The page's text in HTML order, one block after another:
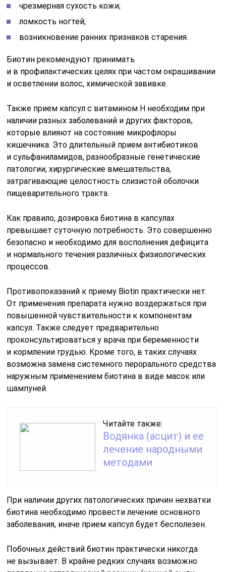
чрезмерная сухость кожи;
ломкость ногтей;
возникновение ранних признаков старения.
Биотин рекомендуют принимать
и в профилактических целях при частом окрашивании
и осветлении волос, химической завивке.
Также прием капсул с витамином Н необходим при
наличии разных заболеваний и других факторов,
которые влияют на состояние микрофлоры
кишечника. Это длительный прием антибиотиков
и сульфаниламидов, разнообразные генетические
патологии, хирургические вмешательства,
затрагивающие целостность слизистой оболочки
пищеварительного тракта.
Как правило, дозировка биотина в капсулах
превышает суточную потребность. Это совершенно
безопасно и необходимо для восполнения дефицита
и нормального течения различных физиологических
процессов.
Противопоказаний к приему Biotin практически нет.
От применения препарата нужно воздержаться при
повышенной чувствительности к компонентам
капсул. Также следует предварительно
проконсультироваться у врача при беременности
и кормлении грудью. Кроме того, в таких случаях
возможна замена системного перорального средства
наружным применением биотина в виде масок или
шампуней.
Читайте также:
Водянка (асцит) и ее
лечение народными
методами
При наличии других патологических причин нехватки
биотина необходимо провести лечение основного
заболевания, иначе прием капсул будет бесполезен.
Побочных действий биотин практически никогда
не вызывает. В крайне редких случаях возможно